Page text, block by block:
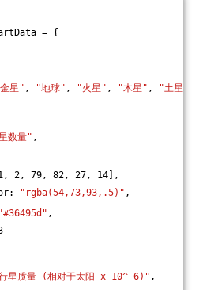
= {
星" , "地球" , "火星" , "木星" , "土星"
数量" ,
79, 82, 27, 14],
"rgba(54,73,93,.5)" ,
"#36495d" ,
星质量 (相对于太阳 x 10^-6)" ,